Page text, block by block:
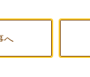
へ